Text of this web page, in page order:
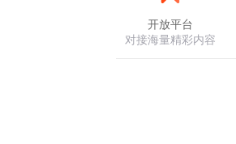
开放平台
对接海量精彩内容